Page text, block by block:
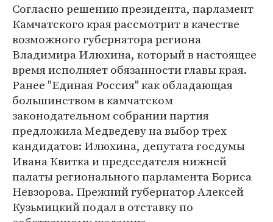
Согласно решению президента, парламент
Камчатского края рассмотрит в качестве
возможного губернатора региона
Владимира Илюхина, который в настоящее
время исполняет обязанности главы края.
Ранее "Единая Россия" как обладающая
большинством в камчатском
законодательном собрании партия
предложила Медведеву на выбор трех
кандидатов: Илюхина, депутата госдумы
Ивана Квитка и председателя нижней
палаты регионального парламента Бориса
Невзорова. Прежний губернатор Алексей
Кузьмицкий подал в отставку по